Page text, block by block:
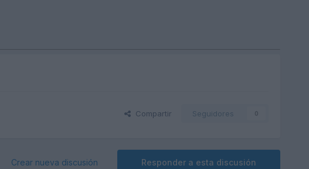
Compartir Seguidores 0
Responder a esta discusión
Crear nueva discusión